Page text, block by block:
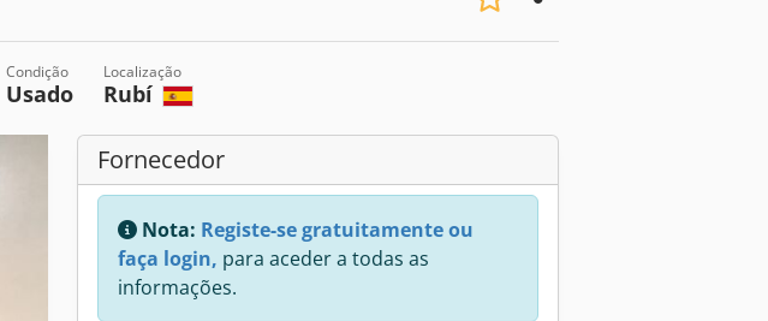
Condição
Usado
Localização
Rubí
Fornecedor
Nota: Registe-se gratuitamente ou
faça login, para aceder a todas as
informações.